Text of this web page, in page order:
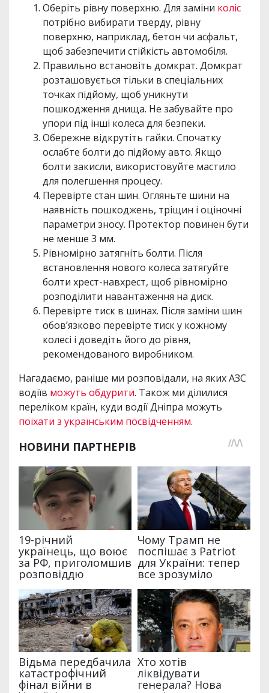
Оберіть рівну поверхню. Для заміни коліс
потрібно вибирати тверду, рівну
поверхню, наприклад, бетон чи асфальт,
щоб забезпечити стійкість автомобіля.
Правильно встановіть домкрат. Домкрат
розташовується тільки в спеціальних
точках підйому, щоб уникнути
пошкодження днища. Не забувайте про
упори під інші колеса для безпеки.
Обережне відкрутіть гайки. Спочатку
ослабте болти до підйому авто. Якщо
болти закисли, використовуйте мастило
для полегшення процесу.
Перевірте стан шин. Огляньте шини на
наявність пошкоджень, тріщин і оціночні
параметри зносу. Протектор повинен бути
не менше 3 мм.
Рівномірно затягніть болти. Після
встановлення нового колеса затягуйте
болти хрест-навхрест, щоб рівномірно
розподілити навантаження на диск.
Перевірте тиск в шинах. Після заміни шин
обов’язково перевірте тиск у кожному
колесі і доведіть його до рівня,
рекомендованого виробником.
Нагадаємо, раніше ми розповідали, на яких АЗС
водіїв можуть обдурити. Також ми ділилися
переліком країн, куди водії Дніпра можуть
поїхати з українським посвідченням.